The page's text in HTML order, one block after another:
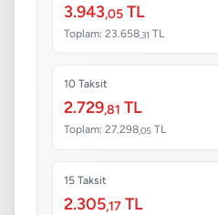
3.943,05 TL
Toplam: 23.658 ,31 TL
10 Taksit
2.729,81 TL
Toplam: 27.298,05 TL
15 Taksit
2.305,17 TL